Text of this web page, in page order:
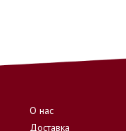
О нас
Доставка